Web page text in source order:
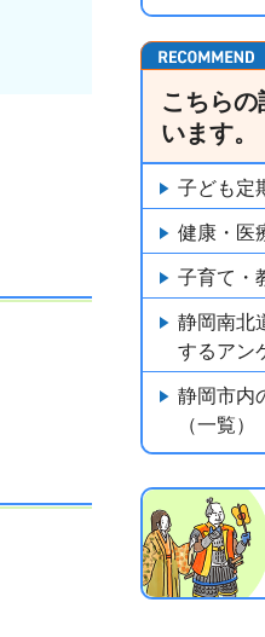
こちら
います。
子ども定
健康・医
子育て・
静岡南北
するアン
静岡市内
（一覧）